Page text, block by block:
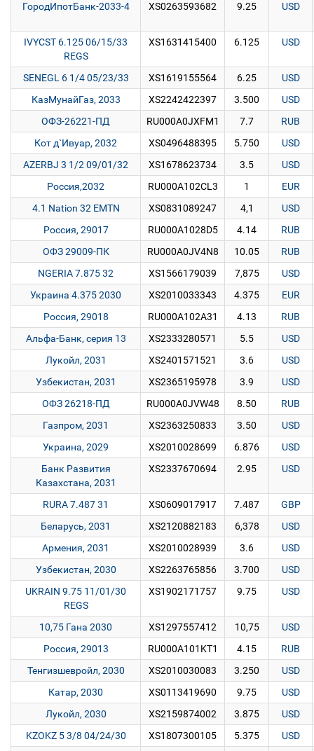
ГородИпотБанк-2033-4
XS0263593682 9.25 USD
IVYCST 6.125 06/15/33
REGS
XS1631415400 6.125 USD
SENEGL 6 1/4 05/23/33 XS1619155564 6.25
USD
КазМунайГаз, 2033
XS2242422397 3.500
USD
ОФЗ-26221-ПД
RU000A0JXFM1 7.7
RUB
Кот д`Ивуар, 2032
XS0496488395 5.750
USD
AZERBJ 3 1/2 09/01/32
XS1678623734 3.5
USD
Россия,2032
RU000A102CL3 1
EUR
4.1 Nation 32 EMTN
XS0831089247 4,1
USD
Россия, 29017
RU000A1028D5 4.14
RUB
ОФЗ 29009-ПК
RU000A0JV4N8 10.05
RUB
NGERIA 7.875 32
XS1566179039 7,875
USD
Украина 4.375 2030
XS2010033343 4.375
EUR
Россия, 29018
RU000A102A31 4.13
RUB
Альфа-Банк, серия 13
XS2333280571 5.5
USD
Лукойл, 2031
XS2401571521 3.6
USD
Узбекистан, 2031
XS2365195978 3.9
USD
ОФЗ 26218-ПД
RU000A0JVW48 8.50
RUB
Газпром, 2031
XS2363250833 3.50
USD
Украина, 2029
XS2010028699 6.876
USD
Банк Развития
Казахстана, 2031
XS2337670694 2.95 USD
RURA 7.487 31 XS0609017917 7.487
GBP
Беларусь, 2031
XS2120882183 6,378
USD
Армения, 2031
XS2010028939 3.6
USD
Узбекистан, 2030
XS2263765856 3.700
USD
UKRAIN 9.75 11/01/30
REGS
XS1902171757 9.75 USD
10,75 Гана 2030 XS1297557412 10,75
USD
Россия, 29013
RU000A101KT1 4.15
RUB
Тенгизшевройл, 2030
XS2010030083 3.250
USD
Катар, 2030
XS0113419690 9.75
USD
Лукойл, 2030
XS2159874002 3.875
USD
KZOKZ 5 3/8 04/24/30
XS1807300105 5.375 USD